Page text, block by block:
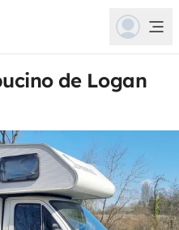
de Logan